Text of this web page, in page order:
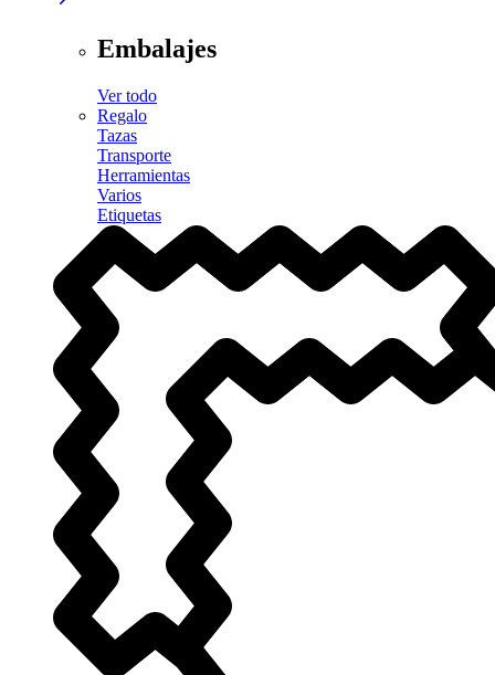
Embalajes
Ver todo
Regalo
Tazas
Transporte
Herramientas
Varios
Etiquetas